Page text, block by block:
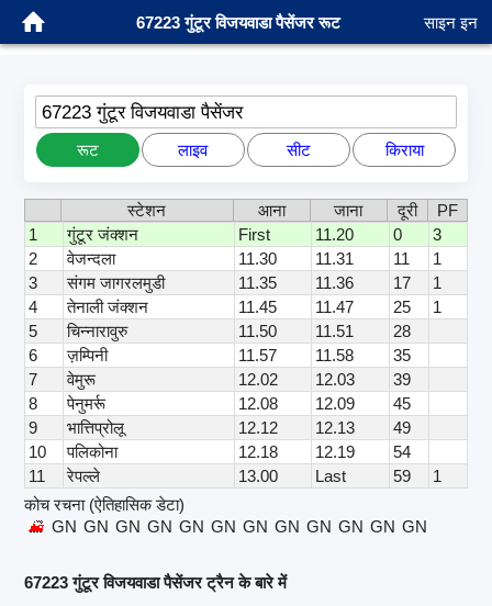
67223 गुंटूर विजयवाडा पैसेंजर रूट साइन इन
67223 गुंटूर विजयवाडा पैसेंजर
रूट लाइव सीट किराया
स्टेशन आना जाना दूरी
PF
1
गुंटूर जंक्शन First 11.20 0
3
2
वेजन्दला 11.30 11.31 11
1
3
संगम जागरलमुडी 11.35 11.36 17
1
4
तेनाली जंक्शन 11.45 11.47 25
1
5
चिन्नारावुरु 11.50 11.51
28
6
ज़म्पिनी 11.57 11.58
35
7
वेमुरू 12.02 12.03
39
8
पेनुमर्रू 12.08 12.09
45
9
भात्तिप्रोलू 12.12 12.13
49
10
पलिकोना 12.18 12.19
54
11
रेपल्ले 13.00 Last 59
1
कोच रचना (ऐतिहासिक डेटा)
GN GN GN GN GN GN GN GN GN GN GN GN
67223 गुंटूर विजयवाडा पैसेंजर ट्रैन के बारे में